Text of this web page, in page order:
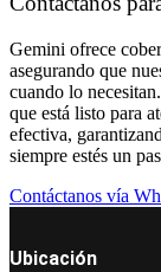
Gemini ofrece
asegurando que
cuando lo
que está listo para
efectiva,
siempre estés un
Contáctanos vía
Ubicación